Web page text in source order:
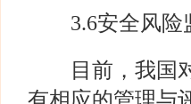
3.6安全风险
目前，我国对